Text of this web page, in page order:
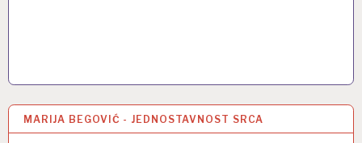
MARIJA BEGOVIĆ - JEDNOSTAVNOST SRCA
27 VELJ 2017